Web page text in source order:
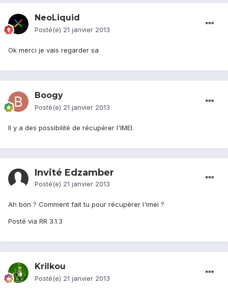
NeoLiquid
Posté(e) 21 janvier 2013
Ok merci je vais regarder sa
Boogy
Posté(e) 21 janvier 2013
Il y a des possibilité de récupérer l'IMEI.
Invité Edzamber
Posté(e) 21 janvier 2013
Ah bon ? Comment fait tu pour récupérer l'imei ?
Posté via RR 3.1.3
Krilkou
Posté(e) 21 janvier 2013